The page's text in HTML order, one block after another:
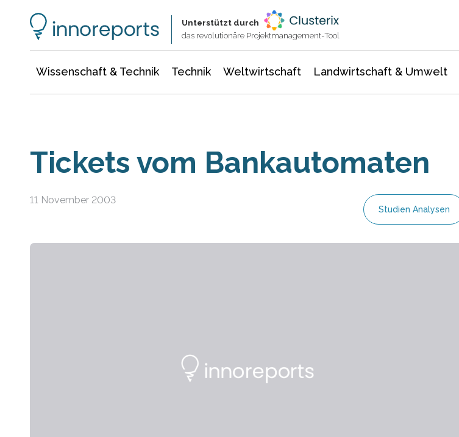
Unterstützt durch
das revolutionäre Projektmanagement-Tool
Wissenschaft & Technik Technik Weltwirtschaft Landwirtschaft & Umwelt
Tickets vom Bankautomaten
11 November 2003
Studien Analysen